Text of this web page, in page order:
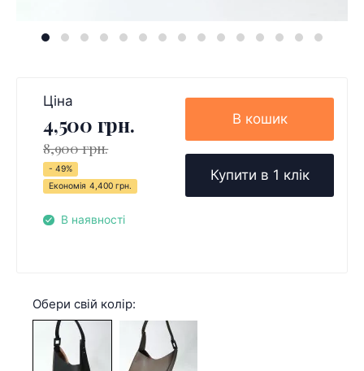
Ціна
4,500 грн.
8,900 грн.
- 49%
Економія 4,400 грн.
В наявності
В кошик
Купити в 1 клік
Обери свій колір: